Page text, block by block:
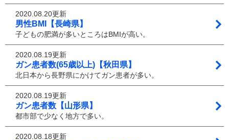
2020.08.20更新
男性BMI【長崎県】
子どもの肥満が多いところはBMIが高い。
2020.08.19更新
ガン患者数(65歳以上)【秋田県】
北日本から長野県にかけてガン患者が多い。
2020.08.19更新
ガン患者数【山形県】
都市部で少なく地方で多い。
2020.08.18更新